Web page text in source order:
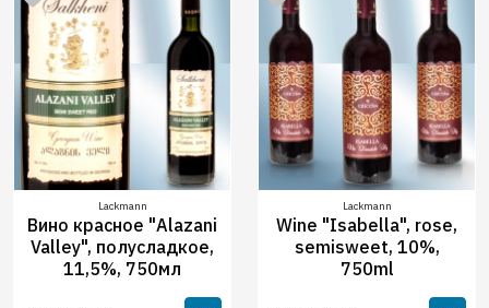
Lackmann
Вино красное "Alazani
Valley", полусладкое,
11,5%, 750мл
Lackmann
Wine "Isabella", rose,
semisweet, 10%,
750ml